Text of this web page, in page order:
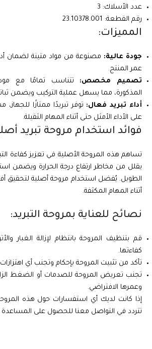
عدد الأسلاك: 3
رقم القطعة: 23.10378.001
المميزات:
جودة عالية: مصنوعة من مواد متينة لضمان
عمر المنتج.
تصميم مخصص:
المذكورة، مما يسهل عملية التركيب ويضمن
أداء تبريد فعال: توفر تبريدًا ممتازًا
على الأداء الأمثل حتى أثناء المهام الثقيلة.
فوائد استخدام مروحة تبريد
تساهم هذه المروحة الأصلية في تعزيز كفاءة
يقلل من مخاطر ارتفاع درجة الحرارة ويضمن
الطويل. يُفضل استخدام مروحة أصلية لتحقيق
أثناء المهام المكثفة.
نصائح للعناية بمروحة التبريد:
قم بتنظيف المروحة بانتظام لإزالة الغبار
كفاءتها.
تأكد من تثبيت المروحة بإحكام وتجنب أي
تجنب تعريض المروحة للصدمات أو الضغط
وعمرها الافتراضي.
إذا كانت لديك أي استفسارات حول هذه المروحة
تتردد في التواصل معنا للحصول على المساعدة